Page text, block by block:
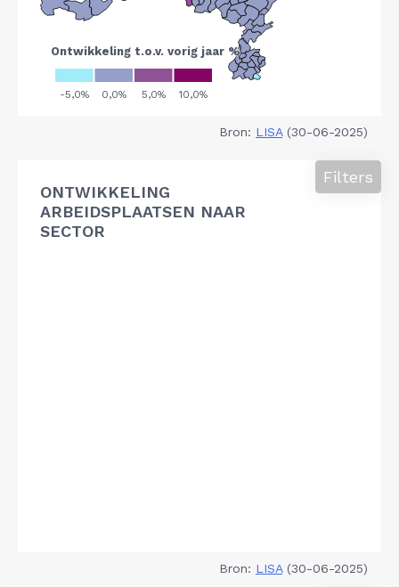
Bron: LISA(30-06-2025)
ONTWIKKELING
ARBEIDSPLAATSEN NAAR
SECTOR
Filters
Bron: LISA(30-06-2025)